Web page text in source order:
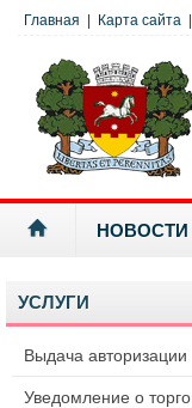
Главная Карта сайта
УСЛУГИ
Выдача авторизации
Уведомление о